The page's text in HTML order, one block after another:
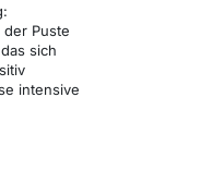
Puste
sich
intensive